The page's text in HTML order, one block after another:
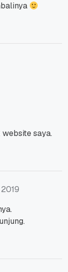
saya.